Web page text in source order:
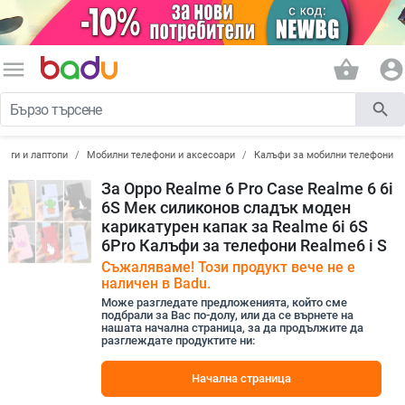
menu shopping_basket account_circle
search
и лаптопи Мобилни телефони и аксесоари Калъфи за мобилни телефони
За Oppo Realme 6 Pro Case Realme 6 6i
6S Мек силиконов сладък моден
карикатурен капак за Realme 6i 6S
6Pro Калъфи за телефони Realme6 i S
Съжаляваме! Този продукт вече не е
наличен в Badu.
Може разгледате предложенията, който сме
подбрали за Вас по-долу, или да се върнете на
нашата начална страница, за да продължите да
разглеждате продуктите ни:
Начална страница